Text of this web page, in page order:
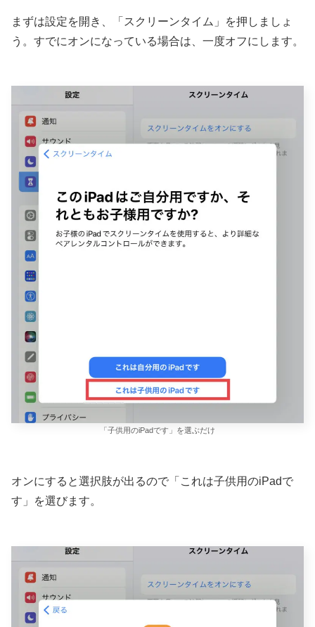
まずは設定を開き、「スクリーンタイム」を押しましょ
う。すでにオンになっている場合は、一度オフにします。
「子供用のiPadです」を選ぶだけ
オンにすると選択肢が出るので「これは子供用のiPadで
す」を選びます。